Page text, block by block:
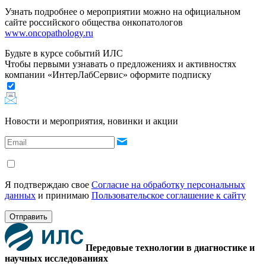
Узнать подробнее о мероприятии можно на официальном
сайте российского общества онкопатологов
www.oncopathology.ru
Будьте в курсе событий ИЛС
Чтобы первыми узнавать о предложениях и активностях
компании «ИнтерЛабСервис» оформите подписку
Новости и мероприятия, новинки и акции
Я подтверждаю свое Согласие на обработку персональных
данных и принимаю Пользовательское соглашение к сайту
Отправить
Передовые технологии в диагностике и
научных исследованиях